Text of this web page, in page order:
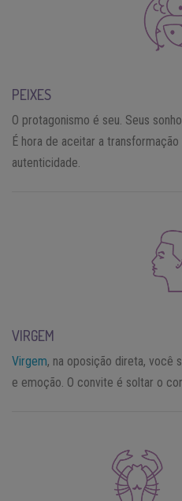
PEIXES
O protagonismo é seu. Seus
É hora de aceitar a
autenticidade.
VIRGEM
Virgem, na oposição direta, você
e emoção. O convite é soltar o